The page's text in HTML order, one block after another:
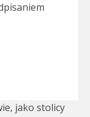
jako stolicy